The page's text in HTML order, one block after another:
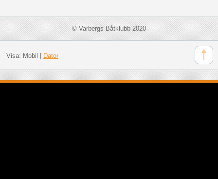
© Varbergs Båtklubb 2020
Visa: Mobil | Dator